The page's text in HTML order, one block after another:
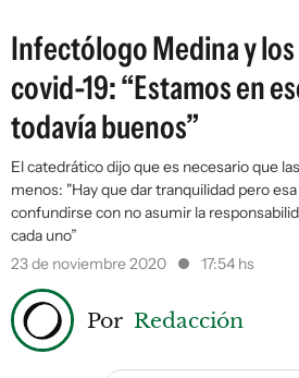
Infectólogo Medina y
covid-19: “Estamos en
todavía buenos”
El catedrático dijo que es necesario que
menos: "Hay que dar tranquilidad pero
confundirse con no asumir la
cada uno”
23 de noviembre 2020
17:54 hs
Por Redacción